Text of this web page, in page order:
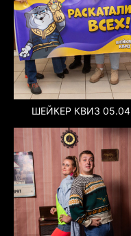
ШЕЙКЕР КВИЗ 05.04